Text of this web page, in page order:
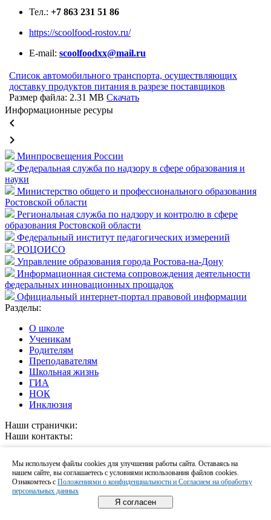
Тел.: +7 863 231 51 86
https://scoolfood-rostov.ru/
E-mail: scoolfoodxx@mail.ru
Список автомобильного транспорта, осуществляющих
доставку продуктов питания в разрезе поставщиков
Размер файла: 2.31 MB Скачать
Информационные ресуры
keyboard_arrow_left
keyboard_arrow_right
Минпросвещения России
Федеральная служба по надзору в сфере образования и
науки
Министерство общего и профессионального образования
Ростовской области
Региональная служба по надзору и контролю в сфере
образования Ростовской области
Федеральный институт педагогических измерений
РОЦОИСО
Управление образования города Ростова-на-Дону
Информационная система сопровождения деятельности
федеральных инновационных прощадок
Официальный интернет-портал правовой информации
Разделы:
О школе
Ученикам
Родителям
Преподавателям
Школьная жизнь
ГИА
НОК
Инклюзия
Наши странички:
Наши контакты:
eureka-rostov@yandex.ru
Работает на программном решении"Сайт для Школы"
Мы используем файлы cookies для улучшения работы сайта. Оставаясь на
нашем сайте, вы соглашаетесь с условиями использования файлов cookies.
Ознакомтесь с Положениями о конфиденциальности и Согласием на обработку
персональных данных
Я согласен